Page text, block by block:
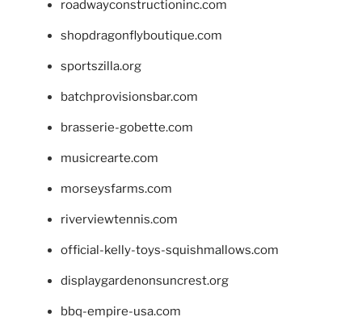
roadwayconstructioninc.com
shopdragonflyboutique.com
sportszilla.org
batchprovisionsbar.com
brasserie-gobette.com
musicrearte.com
morseysfarms.com
riverviewtennis.com
official-kelly-toys-squishmallows.com
displaygardenonsuncrest.org
bbq-empire-usa.com